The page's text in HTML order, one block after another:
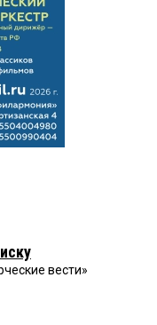
вести»